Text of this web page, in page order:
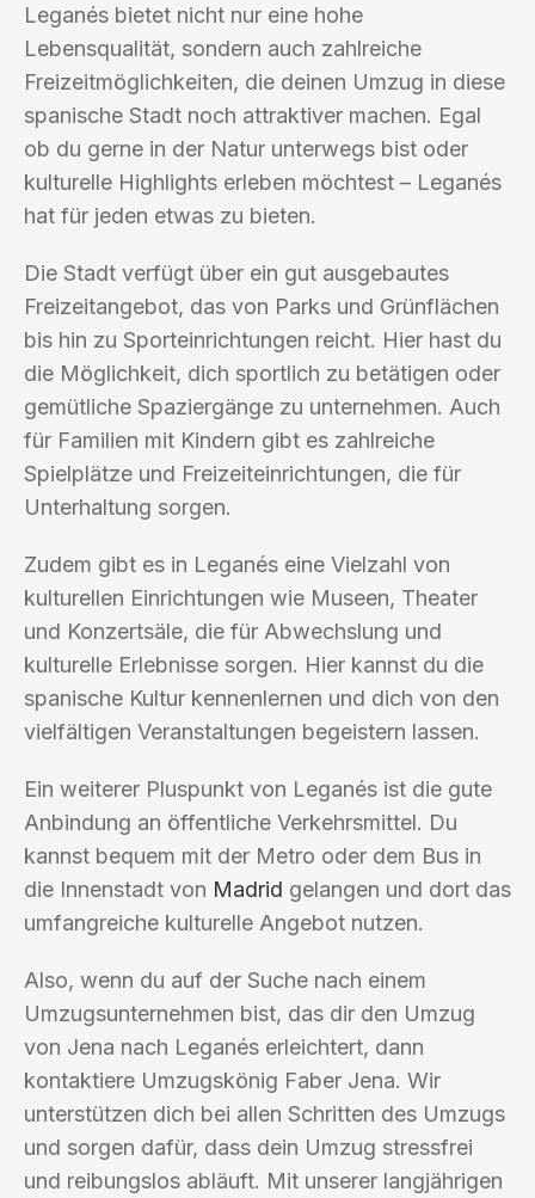
Leganés bietet nicht nur eine hohe
Lebensqualität, sondern auch zahlreiche
Freizeitmöglichkeiten, die deinen Umzug in diese
spanische Stadt noch attraktiver machen. Egal
ob du gerne in der Natur unterwegs bist oder
kulturelle Highlights erleben möchtest – Leganés
hat für jeden etwas zu bieten.
Die Stadt verfügt über ein gut ausgebautes
Freizeitangebot, das von Parks und Grünflächen
bis hin zu Sporteinrichtungen reicht. Hier hast du
die Möglichkeit, dich sportlich zu betätigen oder
gemütliche Spaziergänge zu unternehmen. Auch
für Familien mit Kindern gibt es zahlreiche
Spielplätze und Freizeiteinrichtungen, die für
Unterhaltung sorgen.
Zudem gibt es in Leganés eine Vielzahl von
kulturellen Einrichtungen wie Museen, Theater
und Konzertsäle, die für Abwechslung und
kulturelle Erlebnisse sorgen. Hier kannst du die
spanische Kultur kennenlernen und dich von den
vielfältigen Veranstaltungen begeistern lassen.
Ein weiterer Pluspunkt von Leganés ist die gute
Anbindung an öffentliche Verkehrsmittel. Du
kannst bequem mit der Metro oder dem Bus in
die Innenstadt von Madrid gelangen und dort das
umfangreiche kulturelle Angebot nutzen.
Also, wenn du auf der Suche nach einem
Umzugsunternehmen bist, das dir den Umzug
von Jena nach Leganés erleichtert, dann
kontaktiere Umzugskönig Faber Jena. Wir
unterstützen dich bei allen Schritten des Umzugs
und sorgen dafür, dass dein Umzug stressfrei
und reibungslos abläuft. Mit unserer langjährigen